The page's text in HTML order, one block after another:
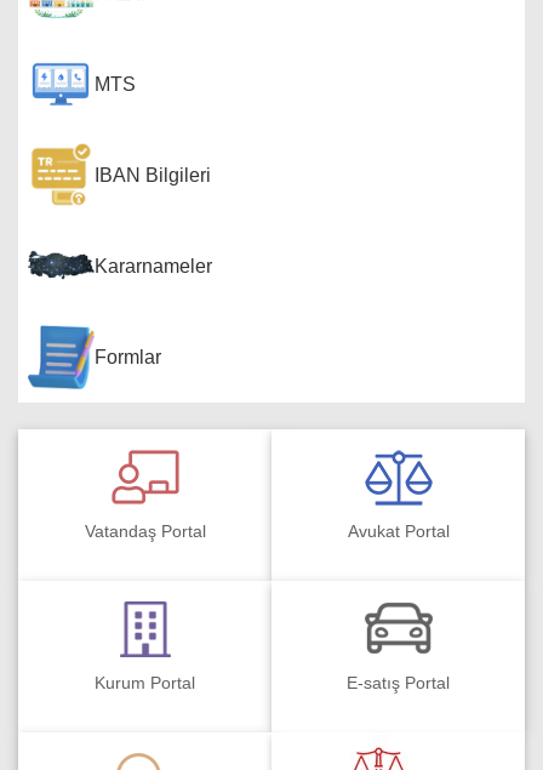
MTS
IBAN Bilgileri
Kararnameler
Formlar
Vatandaş Portal Avukat Portal
Kurum Portal E-satış Portal